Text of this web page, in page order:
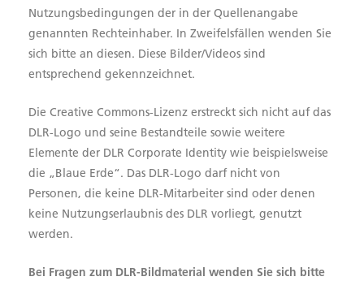
Nutzungsbedingungen der in der Quellenangabe
genannten Rechteinhaber. In Zweifelsfällen wenden Sie
sich bitte an diesen. Diese Bilder/Videos sind
entsprechend gekennzeichnet.
Die Creative Commons-Lizenz erstreckt sich nicht auf das
DLR-Logo und seine Bestandteile sowie weitere
Elemente der DLR Corporate Identity wie beispielsweise
die „Blaue Erde“. Das DLR-Logo darf nicht von
Personen, die keine DLR-Mitarbeiter sind oder denen
keine Nutzungserlaubnis des DLR vorliegt, genutzt
werden.
Bei Fragen zum DLR-Bildmaterial wenden Sie sich bitte